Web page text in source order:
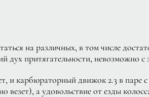
на различных, в том числе
притягательности, невозможно с
и карбюраторный движок 2.3 в паре
везет), а удовольствие от езды